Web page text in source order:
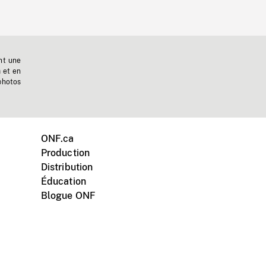
une
et en
ONF.ca
Production
Distribution
Éducation
Blogue ONF